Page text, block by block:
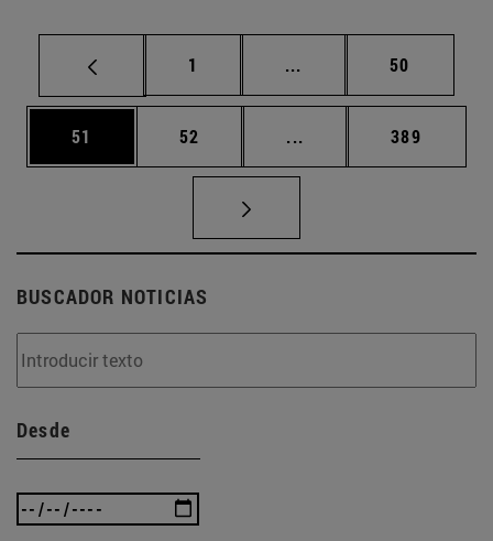
Página
1 ... Páginas intermedias
Página
50
Página
51 Página
52 ... Páginas intermedias
Página
389
BUSCADOR NOTICIAS
Desde